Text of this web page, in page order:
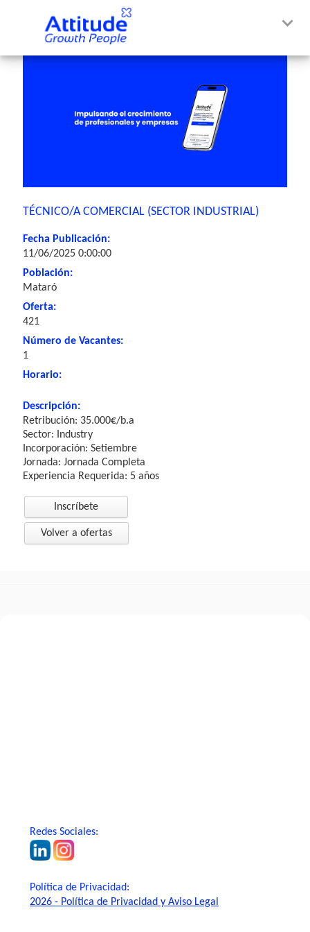
TÉCNICO/A COMERCIAL (SECTOR INDUSTRIAL)
Fecha Publicación:
11/06/2025 0:00:00
Población:
Mataró
Oferta:
421
Número de Vacantes:
1
Horario:
Descripción:
Retribución: 35.000€/b.a
Sector: Industry
Incorporación: Setiembre
Jornada: Jornada Completa
Experiencia Requerida: 5 años
Inscríbete
Volver a ofertas
Redes Sociales:
Política de Privacidad:
2026 - Política de Privacidad y Aviso Legal